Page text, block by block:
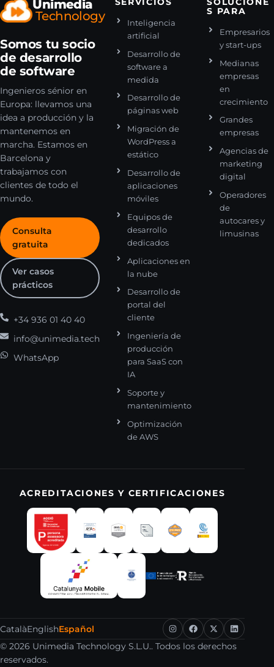
Unimedia
Technology
Somos tu socio
de desarrollo
de software
Ingenieros sénior en
Europa: llevamos una
idea a producción y la
mantenemos en
marcha. Estamos en
Barcelona y
trabajamos con
clientes de todo el
mundo.
Consulta
gratuita
Ver casos
prácticos
+34 936 01 40 40
info@unimedia.tech
WhatsApp
Inteligencia
artificial
Desarrollo de
software a
medida
Desarrollo de
páginas web
Migración de
WordPress a
estático
Desarrollo de
aplicaciones
móviles
Equipos de
desarrollo
dedicados
Aplicaciones en
la nube
Desarrollo de
portal del
cliente
Ingeniería de
producción
para SaaS con
IA
Soporte y
mantenimiento
Optimización
de AWS
S PARA
Empresarios
y start-ups
Medianas
empresas
en
crecimiento
Grandes
empresas
Agencias de
marketing
digital
Operadores
de
autocares y
limusinas
ACREDITACIONES Y CERTIFICACIONES
CatalàEnglishEspañol
© 2026 Unimedia Technology S.L.U.. Todos los derechos
reservados.